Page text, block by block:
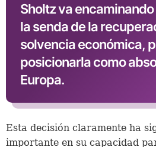
Sholtz va
la senda de la
solvencia económica,
posicionarla como
Europa.
Esta decisión claramente ha
importante en su capacidad